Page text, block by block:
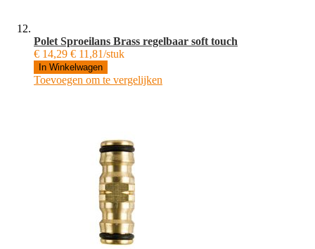
Polet Sproeilans Brass regelbaar soft touch
€ 14,29 € 11,81/stuk
In Winkelwagen
Toevoegen om te vergelijken